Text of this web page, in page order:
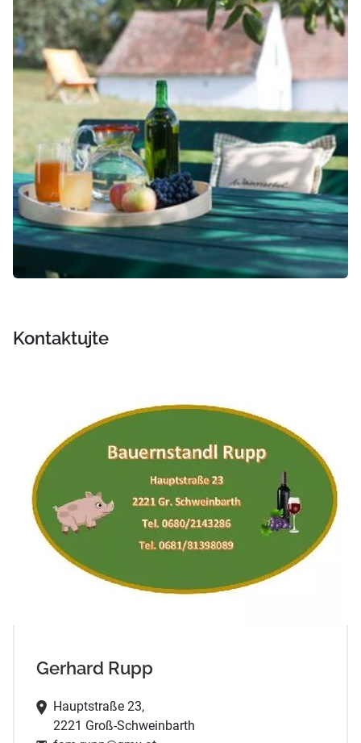
Kontaktujte
Gerhard Rupp
Hauptstraße 23,
2221 Groß-Schweinbarth